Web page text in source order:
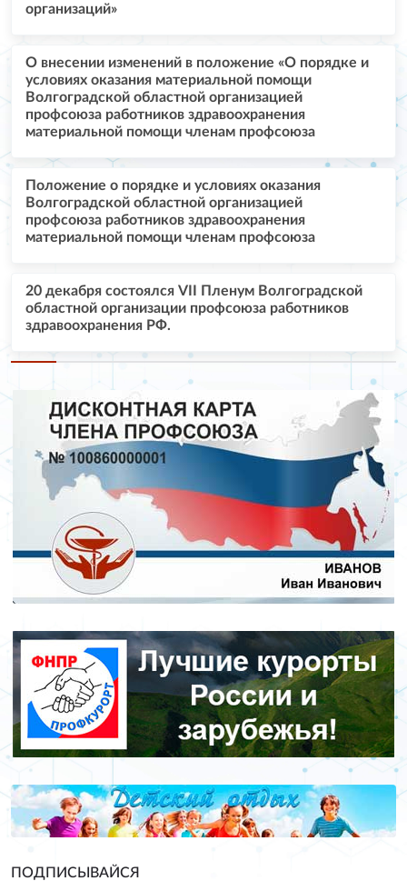
организаций»
О внесении изменений в положение «О порядке и
условиях оказания материальной помощи
Волгоградской областной организацией
профсоюза работников здравоохранения
материальной помощи членам профсоюза
Положение о порядке и условиях оказания
Волгоградской областной организацией
профсоюза работников здравоохранения
материальной помощи членам профсоюза
20 декабря состоялся VII Пленум Волгоградской
областной организации профсоюза работников
здравоохранения РФ.
ПОДПИСЫВАЙСЯ